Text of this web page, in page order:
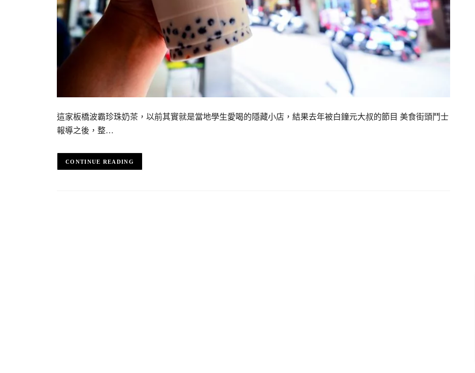
這家板橋波霸珍珠奶茶，以前其實就是當地學生愛喝的隱藏小店，結果去年被白鐘元大叔的節目 美食街頭鬥士
報導之後，整…
CONTINUE READING